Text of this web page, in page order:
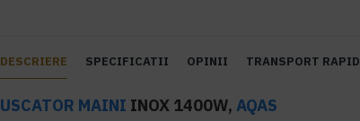
DESCRIERE SPECIFICATII OPINII TRANSPORT RAPID
USCATOR MAINI INOX 1400W,AQAS